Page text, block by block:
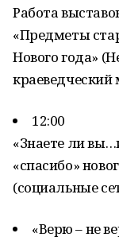
Работа
«Предметы
Нового года»
краеведческий
12:00
«Знаете ли
«спасибо»
(социальные
«Верю – не